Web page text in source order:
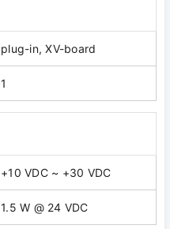
plug-in, XV-board
1
+10 VDC ~ +30 VDC
1.5 W @ 24 VDC